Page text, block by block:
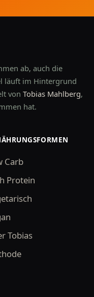
ab, auch die
läuft im Hintergrund
von Tobias Mahlberg,
hat.
Carb
Protein
Tobias